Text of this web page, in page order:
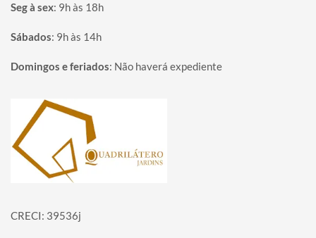
Seg à sex: 9h às 18h
Sábados: 9h às 14h
Domingos e feriados: Não haverá expediente
Página inicial
CRECI: 39536j